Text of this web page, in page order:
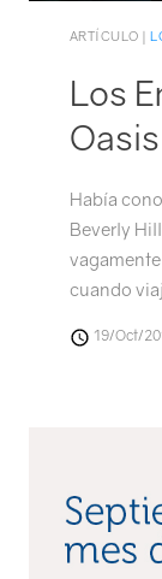
ARTÍCULO |
Los
Había
Beverly
cuando
19/Oct/